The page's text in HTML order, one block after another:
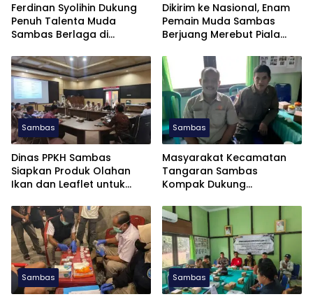
Ferdinan Syolihin Dukung
Penuh Talenta Muda
Sambas Berlaga di
Dikirim ke Nasional, Enam
Pemain Muda Sambas
Berjuang Merebut Piala
Jatim
Sambas
Dinas PPKH Sambas
Siapkan Produk Olahan
Ikan dan Leaflet untuk
Sambas
Masyarakat Kecamatan
Tangaran Sambas
Kompak Dukung
III untuk Perkuat Aspirasi
Perbatasan
Sambas Sambas